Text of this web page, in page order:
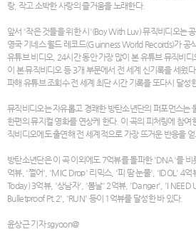
랑, 작고 소박한 사랑의 즐거움을 노래한다.
앞서 '작은 것들을 위한 시'(Boy With Luv) 뮤직비디오는
영국 기네스 월드 레코드(Guinness World Records)가 공
유튜브 비디오, 24시간 동안 가장 많이 본 유튜브 뮤직비
이 본 뮤직비디오 등 3개 부문에서 전 세계 신기록을 세웠
파해 유튜브 조회수 전 세계 최단 시간 기록을 또다시 달성
뮤직비디오는 자유롭고 경쾌한 방탄소년단의 퍼포먼스는
한편의 뮤지컬 영화를 연상케 한다. 이 곡의 피처링에 참
직비디오에도 출연해 전 세계적으로 가장 뜨거운 반응을 얻
방탄소년단은 이 곡 이외에도 7억뷰를 돌파한 'DNA'를
억뷰, '쩔어', 'MIC Drop' 리믹스, '피 땀 눈물', 'IDOL' 4
Today) 3억뷰, '상남자', '봄날' 2억뷰, 'Danger', 'I
Bulletproof Pt.2', 'RUN' 등이 1억뷰를 달성한 바 있다.
윤상근 기자 sgyoon@